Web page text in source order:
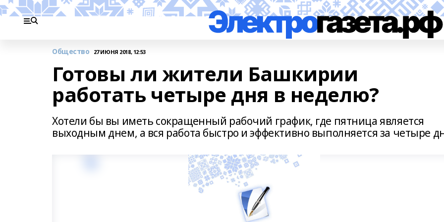
Общество 27 ИЮНЯ 2018, 12:53
Готовы ли жители Башкирии
работать четыре дня в неделю?
Хотели бы вы иметь сокращенный рабочий график, где пятница является
выходным днем, а вся работа быстро и эффективно выполняется за четыре